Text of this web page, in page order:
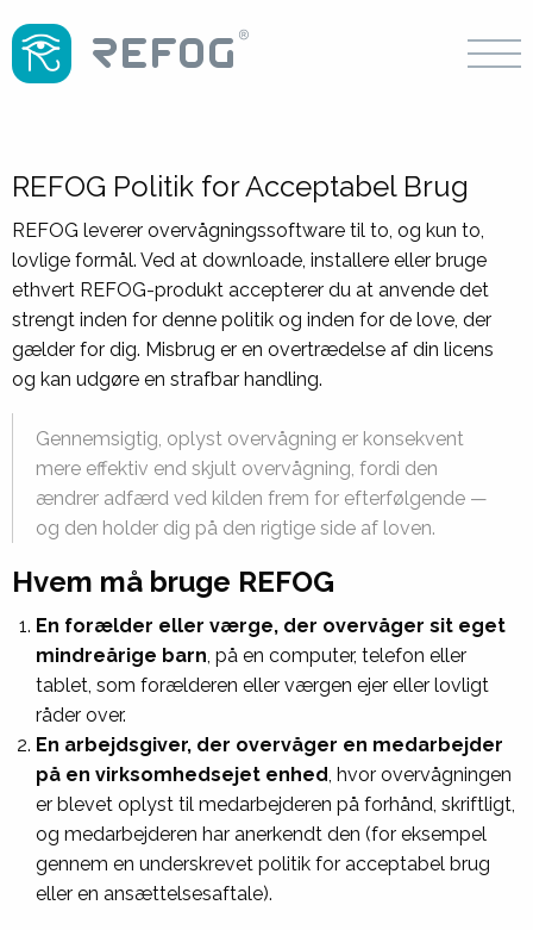
REFOG Politik for Acceptabel Brug
REFOG leverer overvågningssoftware til to, og kun to,
lovlige formål. Ved at downloade, installere eller bruge
ethvert REFOG-produkt accepterer du at anvende det
strengt inden for denne politik og inden for de love, der
gælder for dig. Misbrug er en overtrædelse af din licens
og kan udgøre en strafbar handling.
Gennemsigtig, oplyst overvågning er konsekvent
mere effektiv end skjult overvågning, fordi den
ændrer adfærd ved kilden frem for efterfølgende —
og den holder dig på den rigtige side af loven.
Hvem må bruge REFOG
En forælder eller værge, der overvåger sit eget
mindreårige barn, på en computer, telefon eller
tablet, som forælderen eller værgen ejer eller lovligt
råder over.
En arbejdsgiver, der overvåger en medarbejder
på en virksomhedsejet enhed, hvor overvågningen
er blevet oplyst til medarbejderen på forhånd, skriftligt,
og medarbejderen har anerkendt den (for eksempel
gennem en underskrevet politik for acceptabel brug
eller en ansættelsesaftale).